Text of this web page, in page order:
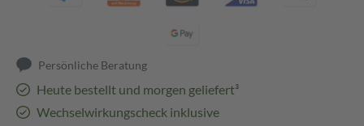
Persönliche Beratung
Heute bestellt und morgen geliefert³
Wechselwirkungscheck inklusive